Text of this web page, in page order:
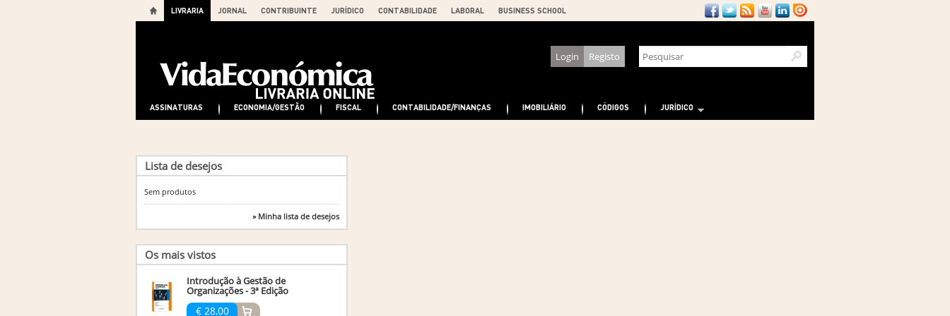
LIVRARIA JORNAL CONTRIBUINTE JURÍDICO CONTABILIDADE LABORAL BUSINESS SCHOOL
Login Registo
ASSINATURAS ECONOMIA/GESTÃO FISCAL CONTABILIDADE/FINANÇAS IMOBILIÁRIO CÓDIGOS JURÍDICO
Lista de desejos
Sem produtos
» Minha lista de desejos
Os mais vistos
Introdução à Gestão de
Organizações - 3ª Edição
€ 28,00